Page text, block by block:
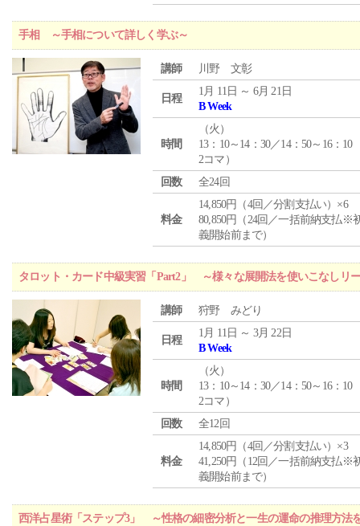
手相 ～手相について詳しく学ぶ～
講師 川野 文彰
日程
1月 11日 ～ 6月 21日
B Week
時間
（火 ）
13：10～14：30／14：50～16：10
2コマ）
回数
全24回
料金
14,850円（4回／分割支払い）×6
80,850円（24回／一括前納支払※
義開始前まで）
タロット・カード中級実習「Part2」 ～様々な展開法を使いこなしリ
講師 狩野 みどり
日程
1月 11日 ～ 3月 22日
B Week
時間
（火 ）
13：10～14：30／14：50～16：10
2コマ）
回数
全12回
料金
14,850円（4回／分割支払い）×3
41,250円（12回／一括前納支払※
義開始前まで）
西洋占星術「ステップ3」 ～性格の細密分析と一生の運命の推理方法